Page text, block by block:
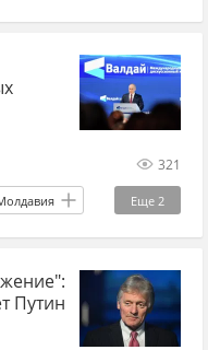
321
Еще 2
Путин